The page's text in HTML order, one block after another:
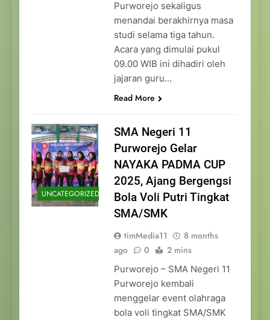
Purworejo sekaligus
menandai berakhirnya masa
studi selama tiga tahun.
Acara yang dimulai pukul
09.00 WIB ini dihadiri oleh
jajaran guru…
Read More
UNCATEGORIZED
SMA Negeri 11
Purworejo Gelar
NAYAKA PADMA CUP
2025, Ajang Bergengsi
Bola Voli Putri Tingkat
SMA/SMK
timMedia11
8 months
ago
0 2 mins
Purworejo – SMA Negeri 11
Purworejo kembali
menggelar event olahraga
bola voli tingkat SMA/SMK